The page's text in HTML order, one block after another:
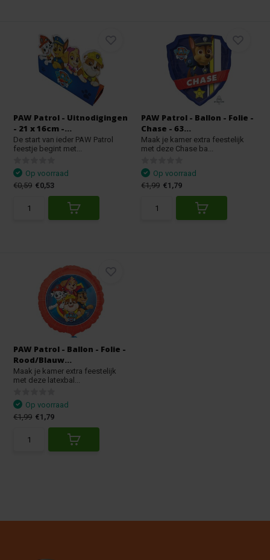
PAW Patrol - Uitnodigingen
- 21 x 16cm -...
De start van ieder PAW Patrol
feestje begint met...
Op voorraad
€0,59 €0,53
PAW Patrol - Ballon - Folie -
Chase - 63...
Maak je kamer extra feestelijk
met deze Chase ba...
Op voorraad
€1,99 €1,79
PAW Patrol - Ballon - Folie -
Rood/Blauw...
Maak je kamer extra feestelijk
met deze latexbal...
Op voorraad
€1,99 €1,79